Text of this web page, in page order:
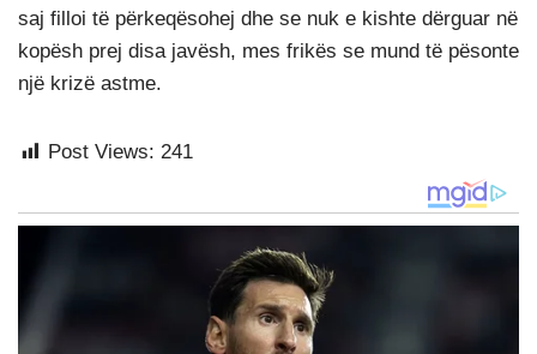
saj filloi të përkeqësohej dhe se nuk e kishte dërguar në
kopësh prej disa javësh, mes frikës se mund të pësonte
një krizë astme.
Post Views: 241